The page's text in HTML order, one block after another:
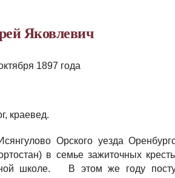
Яковлевич
1897 года
краевед.
Орского уезда
в семье зажиточных
школе. В этом же году